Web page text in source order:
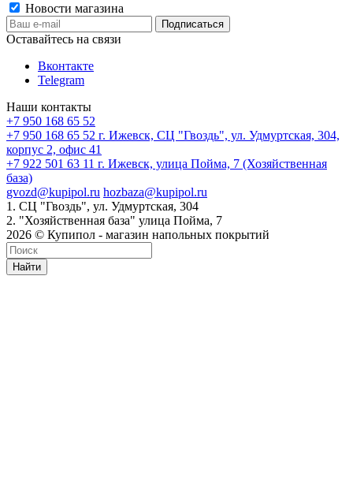
Новости магазина
Оставайтесь на связи
Вконтакте
Telegram
Наши контакты
+7 950 168 65 52
+7 950 168 65 52 г. Ижевск, СЦ "Гвоздь", ул. Удмуртская, 304,
корпус 2, офис 41
+7 922 501 63 11 г. Ижевск, улица Пойма, 7 (Хозяйственная
база)
gvozd@kupipol.ru hozbaza@kupipol.ru
1. СЦ "Гвоздь", ул. Удмуртская, 304
2. "Хозяйственная база" улица Пойма, 7
2026 © Купипол - магазин напольных покрытий
Найти